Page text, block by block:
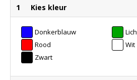
1 Kies kleur
Donkerblauw
Rood
Wit
Zwart